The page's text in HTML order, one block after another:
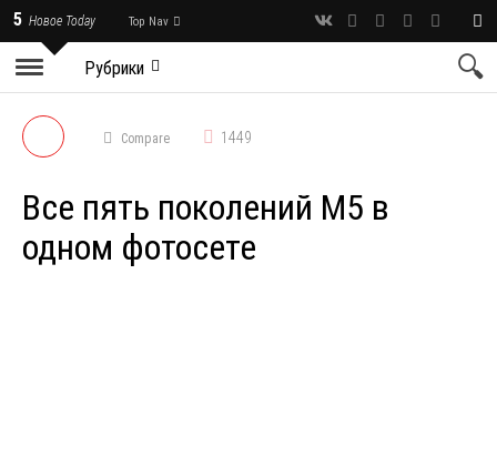
5 Новое Today Top Nav
Рубрики
Compare 1449
Все пять поколений M5 в
одном фотосете